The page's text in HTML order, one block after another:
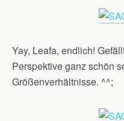
Yay, Leafa, endlich!
Perspektive ganz schön
Größenverhältnisse. ^^;